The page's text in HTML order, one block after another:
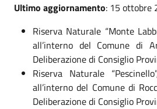
Ultimo aggiornamento: 15 ottobre
Riserva Naturale “Monte
all’interno del Comune di
Deliberazione di Consiglio
Riserva Naturale
all’interno del Comune di
Deliberazione di Consiglio